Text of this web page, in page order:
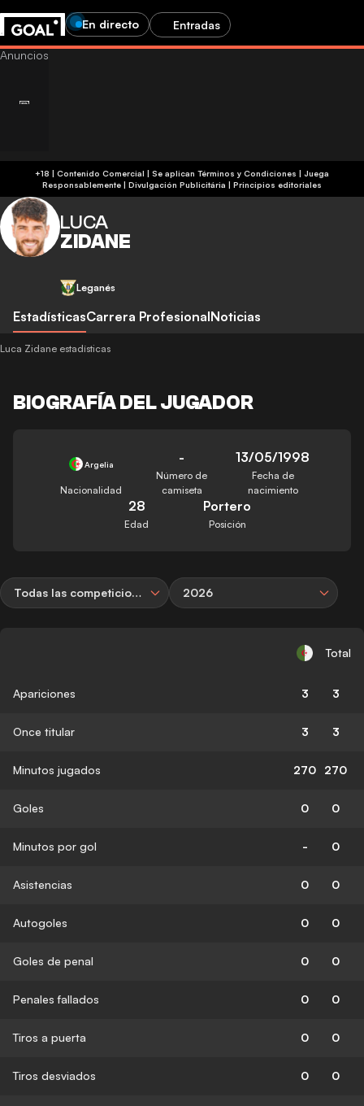
En directo Entradas
+18 | Contenido Comercial | Se aplican Términos y Condiciones | Juega
Responsablemente | Divulgación Publicitária | Principios editoriales
LUCA
ZIDANE
Leganés
EstadísticasCarrera ProfesionalNoticias
Luca Zidane estadísticas
BIOGRAFÍA DEL JUGADOR
Argelia
Nacionalidad
-
Número de
camiseta
13/05/1998
Fecha de
nacimiento
28
Edad
Portero
Posición
Todas las competiciones 2026
Total
Apariciones 3 3
Once titular 3 3
Minutos jugados 270 270
Goles 0 0
Minutos por gol - 0
Asistencias 0 0
Autogoles 0 0
Goles de penal 0 0
Penales fallados 0 0
Tiros a puerta 0 0
Tiros desviados 0 0